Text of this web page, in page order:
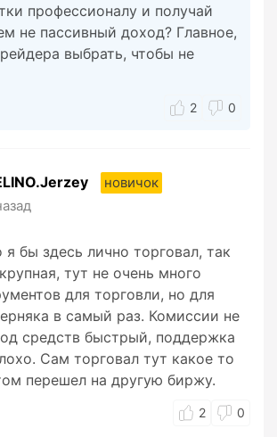
профессионалу и получай
не пассивный доход? Главное,
выбрать, чтобы не
2 0
новичок
я бы здесь лично торговал, так
тут не очень много
для торговли, но для
в самый раз. Комиссии не
средств быстрый, поддержка
Сам торговал тут какое то
перешел на другую биржу.
2 0